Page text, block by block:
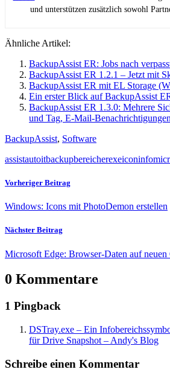
und unterstützen zusätzlich sowohl
Ähnliche Artikel:
BackupAssist ER: Jobs nach
BackupAssist ER 1.2.1 – Jetzt mit
BackupAssist ER mit EL Storage
Ein erster Blick auf BackupAssist
BackupAssist ER 1.3.0: Mehrere
und Tag, E-Mail-
BackupAssist, Software
assistautoitbackupbereicherexeiconinfo
Vorheriger Beitrag
Windows: Icons mit PhotoDemon erstellen
Nächster Beitrag
Microsoft Edge: Browser-Daten auf neuen
0 Kommentare
1 Pingback
DSTray.exe – Ein
für Drive Snapshot – Andy's Blog
Schreibe einen Kommentar